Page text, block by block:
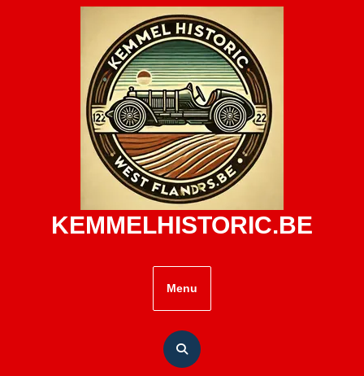
KEMMELHISTORIC.BE
Menu